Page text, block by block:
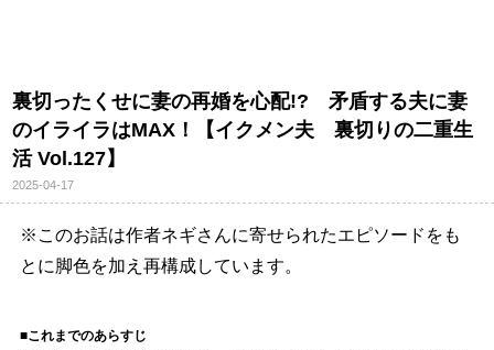
裏切ったくせに妻の再婚を心配!? 矛盾する夫に妻
のイライラはMAX！【イクメン夫 裏切りの二重生
活 Vol.127】
2025-04-17
※このお話は作者ネギさんに寄せられたエピソードをも
とに脚色を加え再構成しています。
■これまでのあらすじ